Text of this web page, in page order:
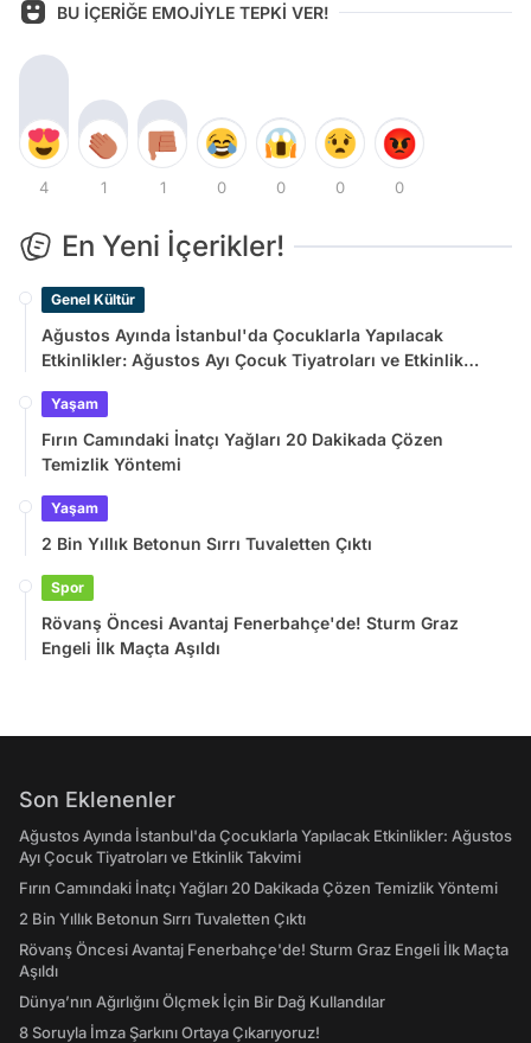
BU İÇERİĞE EMOJİYLE TEPKİ VER!
4 1 1 0 0 0 0
En Yeni İçerikler!
Genel Kültür
Ağustos Ayında İstanbul'da Çocuklarla Yapılacak
Etkinlikler: Ağustos Ayı Çocuk Tiyatroları ve Etkinlik
Yaşam
Fırın Camındaki İnatçı Yağları 20 Dakikada Çözen
Temizlik Yöntemi
Yaşam
2 Bin Yıllık Betonun Sırrı Tuvaletten Çıktı
Spor
Rövanş Öncesi Avantaj Fenerbahçe'de! Sturm Graz
Engeli İlk Maçta Aşıldı
Son Eklenenler
Ağustos Ayında İstanbul'da Çocuklarla Yapılacak Etkinlikler: Ağustos
Ayı Çocuk Tiyatroları ve Etkinlik Takvimi
Fırın Camındaki İnatçı Yağları 20 Dakikada Çözen Temizlik Yöntemi
2 Bin Yıllık Betonun Sırrı Tuvaletten Çıktı
Rövanş Öncesi Avantaj Fenerbahçe'de! Sturm Graz Engeli İlk Maçta
Aşıldı
Dünya’nın Ağırlığını Ölçmek İçin Bir Dağ Kullandılar
8 Soruyla İmza Şarkını Ortaya Çıkarıyoruz!